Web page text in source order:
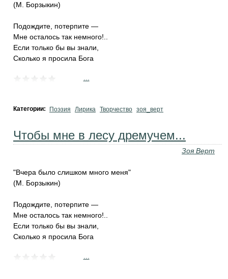
(М. Борзыкин)
Подождите, потерпите —
Мне осталось так немного!..
Если только бы вы знали,
Сколько я просила Бога
Категории: Поэзия Лирика Творчество зоя_верт
Чтобы мне в лесу дремучем...
Зоя Верт
"Вчера было слишком много меня"
(М. Борзыкин)
Подождите, потерпите —
Мне осталось так немного!..
Если только бы вы знали,
Сколько я просила Бога